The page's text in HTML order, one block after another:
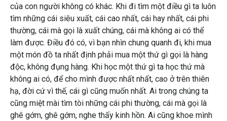
của con người không có khác. Khi đi tìm một điều gì ta luôn
tìm những cái siêu xuất, cái cao nhất, cái hay nhất, cái phi
thường, cái mà gọi là xuất chúng, cái mà không ai có thể
làm được. Điều đó có, vì bạn nhìn chung quanh đi, khi mua
một món đồ ta nhất định phải mua một thứ gì gọi là hàng
độc, không đụng hàng. Khi học một thứ gì ta học thứ mà
không ai có, để cho mình được nhất nhất, cao ở trên thiên
hạ, đời cứ vì thế, cái gì cũng muốn nhất. Ai trong chúng ta
cũng miệt mài tìm tòi những cái phi thường, cái mà gọi là
ghê gớm, ghê gớm, nghe thấy kinh hồn. Ai cũng khoe mình